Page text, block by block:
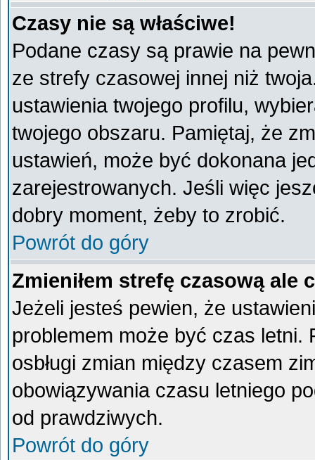
Czasy nie są właściwe!
Podane czasy są prawie na
ze strefy czasowej innej niż
ustawienia twojego profilu,
twojego obszaru. Pamiętaj, że
ustawień, może być dokonana
zarejestrowanych. Jeśli więc
dobry moment, żeby to zrobić.
Powrót do góry
Zmieniłem strefę czasową ale
Jeżeli jesteś pewien, że
problemem może być czas letni.
osbługi zmian między czasem
obowiązywania czasu letniego
od prawdziwych.
Powrót do góry